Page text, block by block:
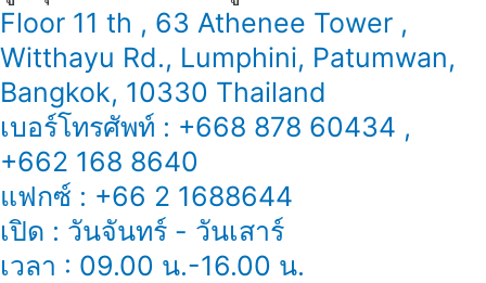
Floor 11 th , 63 Athenee Tower ,
Witthayu Rd., Lumphini, Patumwan,
Bangkok, 10330 Thailand
เบอร์โทรศัพท์ : +668 878 60434 ,
+662 168 8640
แฟกซ์ : +66 2 1688644
เปิด : วันจันทร์ - วันเสาร์
เวลา : 09.00 น.-16.00 น.